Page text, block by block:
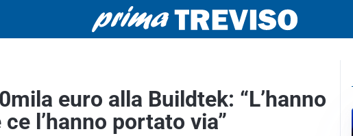
euro alla Buildtek: “L’hanno
l’hanno portato via”